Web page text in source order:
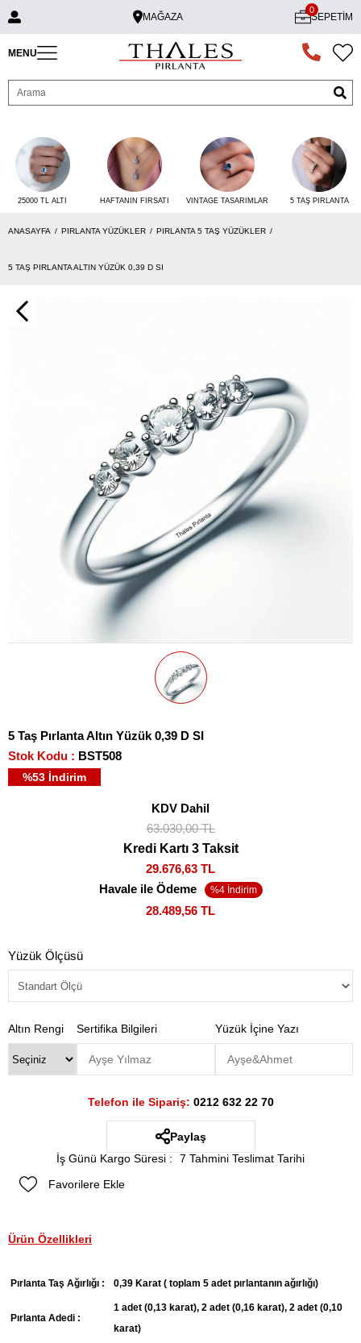
MAĞAZA SEPETIM
0
MENU
25000 TL ALTI HAFTANIN FIRSATI VINTAGE TASARIMLAR 5 TAŞ PIRLANTA
ANASAYFA PIRLANTA YÜZÜKLER PIRLANTA 5 TAŞ YÜZÜKLER
5 TAŞ PIRLANTA ALTIN YÜZÜK 0,39 D SI
5 Taş Pırlanta Altın Yüzük 0,39 D SI
Stok Kodu
BST508
%53 İndirim
KDV Dahil
63.030,00 TL
Kredi Kartı 3 Taksit
29.676,63 TL
Havale ile Ödeme
28.489,56 TL
Yüzük Ölçüsü
Altın Rengi Sertifika Bilgileri Yüzük İçine Yazı
Telefon ile Sipariş: 0212 632 22 70
Paylaş
İş Günü Kargo Süresi :
7 Tahmini Teslimat Tarihi
Favorilere Ekle
Ürün Özellikleri
Pırlanta Taş Ağırlığı : 0,39 Karat ( toplam 5 adet pırlantanın ağırlığı)
Pırlanta Adedi :
1 adet (0,13 karat), 2 adet (0,16 karat), 2 adet (0,10
karat)